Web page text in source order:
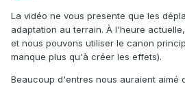
La vidéo ne vous presente que les
adaptation au terrain. À l'heure
et nous pouvons utiliser le canon
manque plus qu'à créer les effets).
Beaucoup d'entres nous auraient aimé